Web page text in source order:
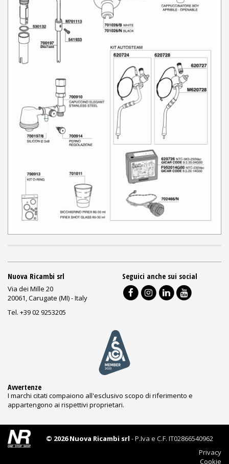
Nuova Ricambi srl
Via dei Mille 20
20061, Carugate (MI) - Italy
Tel. +39 02 9253205
Seguici anche sui social
Avvertenze
I marchi citati compaiono all'esclusivo scopo di riferimento e
appartengono ai rispettivi proprietari.
© 2026 Nuova Ricambi srl - P.Iva e C.F. IT02866540962
Privacy
Cookie